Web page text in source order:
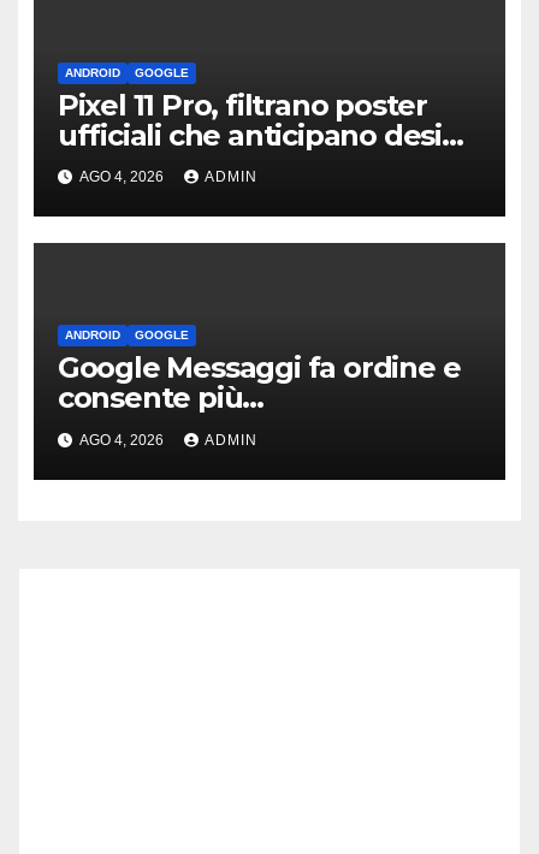
ANDROID GOOGLE
Pixel 11 Pro, filtrano poster
ufficiali che anticipano design
e funzioni AI
AGO 4, 2026 ADMIN
ANDROID GOOGLE
Google Messaggi fa ordine e
consente più
personalizzazione con questa
novità
AGO 4, 2026 ADMIN